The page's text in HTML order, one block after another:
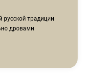
русской традиции
дровами